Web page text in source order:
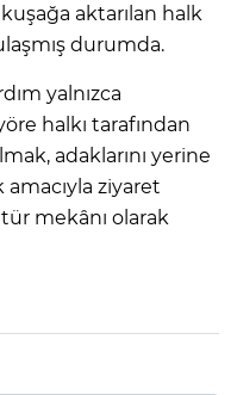
aktarılan halk
durumda.
yalnızca
halkı tarafından
adaklarını yerine
ziyaret
mekânı olarak